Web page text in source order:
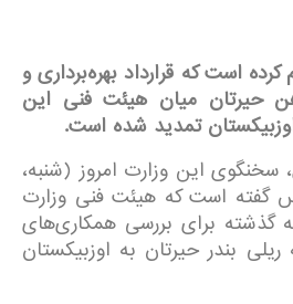
است که قرارداد بهره‌برداری و
حیرتان میان هیئت فنی این
تمدید شده است.
این وزارت امروز (شنبه،
گفته است که هیئت فنی وزارت
گذشته برای بررسی همکاری‌های
بندر حیرتان به اوزبیکستان